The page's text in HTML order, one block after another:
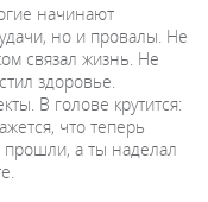
начинают
но и провалы. Не
связал жизнь. Не
здоровье.
В голове крутится:
что теперь
прошли, а ты наделал